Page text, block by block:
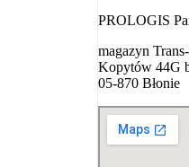
PROLOGIS
magazyn
Kopytów 44G
05-870 Błonie